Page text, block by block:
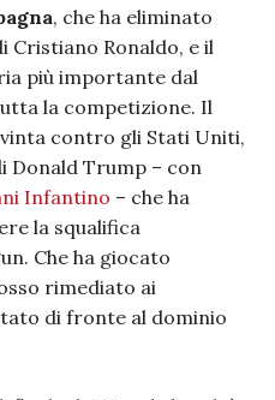
, che ha eliminato
Cristiano Ronaldo, e il
più importante dal
la competizione. Il
contro gli Stati Uniti,
Donald Trump – con
Infantino – che ha
la squalifica
Che ha giocato
rimediato ai
di fronte al dominio